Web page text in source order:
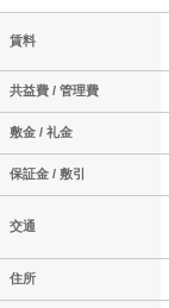
賃料
共益費 / 管理費
敷金 / 礼金
保証金 / 敷引
交通
住所